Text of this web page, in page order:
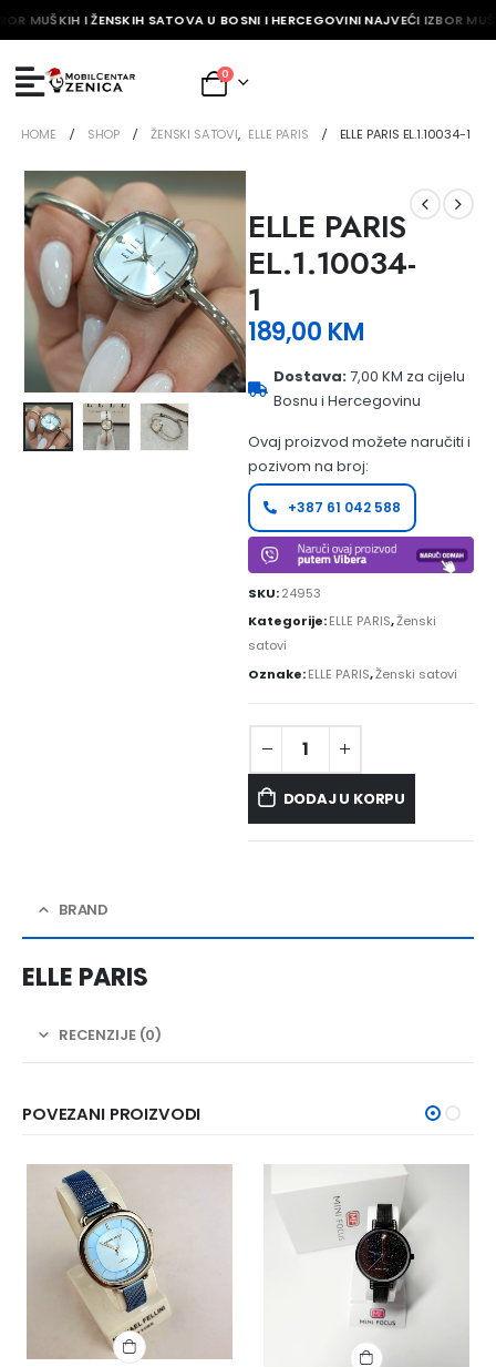
MUŠKIH I ŽENSKIH SATOVA U BOSNI I HERCEGOVINI NAJVEĆI IZBOR
0
HOME SHOP ŽENSKI SATOVI, ELLE PARIS ELLE PARIS EL.1.10034-1
ELLE PARIS
EL.1.10034-
1
189,00 KM
Dostava:7,00 KM za cijelu
Bosnu i Hercegovinu
Ovaj proizvod možete naručiti i
pozivom na broj:
+387 61 042 588
SKU:24953
Kategorije:ELLE PARIS,Ženski
satovi
Oznake:ELLE PARIS,Ženski satovi
DODAJ U KORPU
BRAND
ELLE PARIS
RECENZIJE (0)
POVEZANI PROIZVODI